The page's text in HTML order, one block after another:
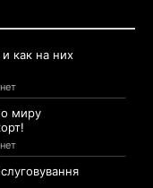
как на них
миру